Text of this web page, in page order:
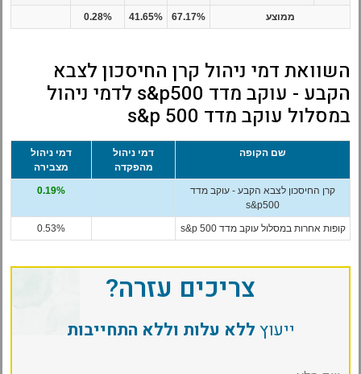
ממוצע 67.17%
41.65%
0.28%
השוואת דמי ניהול קרן החיסכון לצבא
הקבע - עוקב מדד s&p500 לדמי ניהול
במסלול עוקב מדד s&p 500
שם הקופה
דמי ניהול
מהפקדה
דמי ניהול
מצבירה
קרן החיסכון לצבא הקבע - עוקב מדד
s&p500
0.19%
קופות אחרות במסלול עוקב מדד s&p 500 0.53%
צריכים עזרה?
ייעוץללא עלות וללא התחייבות